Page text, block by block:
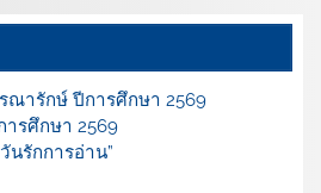
ณารักษ์ ปีการศึกษา 2569
ารศึกษา 2569
นรักการอ่าน”